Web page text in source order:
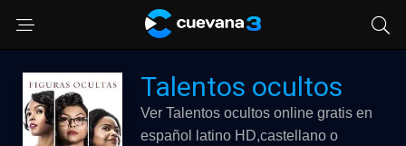
Talentos ocultos
Ver Talentos ocultos online gratis en
español latino HD,castellano o